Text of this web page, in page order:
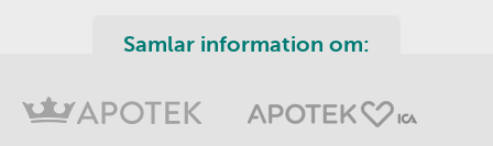
Samlar information om: